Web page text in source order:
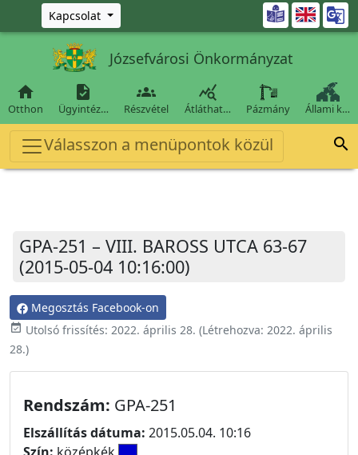
Ugrás a fő tartalomra
Kapcsolat 
Józsefvárosi Önkormányzat

Otthon

Ügyintéz…

Részvétel

Átláthat… Pázmány Állami k…
Válasszon a menüpontok közül 
GPA-251 – VIII. BAROSS UTCA 63-67
(2015-05-04 10:16:00)
Megosztás Facebook-on
event_available Utolsó frissítés: 2022. április 28. (Létrehozva: 2022. április
28.)
Rendszám: GPA-251
Elszállítás dátuma: 2015.05.04. 10:16